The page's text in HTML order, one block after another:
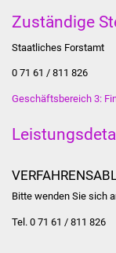
Zuständige
Staatliches Forstamt
0 71 61 / 811 826
Geschäftsbereich 3:
Bitte wenden Sie sich
Tel. 0 71 61 / 811 826